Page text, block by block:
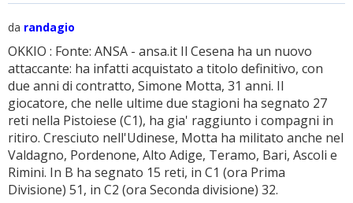
da randagio
OKKIO : Fonte: ANSA - ansa.it Il Cesena ha un nuovo
attaccante: ha infatti acquistato a titolo definitivo, con
due anni di contratto, Simone Motta, 31 anni. Il
giocatore, che nelle ultime due stagioni ha segnato 27
reti nella Pistoiese (C1), ha gia' raggiunto i compagni in
ritiro. Cresciuto nell'Udinese, Motta ha militato anche nel
Valdagno, Pordenone, Alto Adige, Teramo, Bari, Ascoli e
Rimini. In B ha segnato 15 reti, in C1 (ora Prima
Divisione) 51, in C2 (ora Seconda divisione) 32.